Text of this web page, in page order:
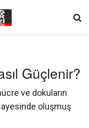
Güçlenir?
ve dokuların
oluşmuş